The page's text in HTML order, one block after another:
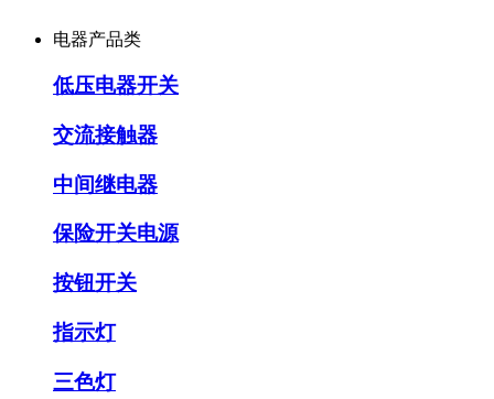
电器产品类
低压电器开关
交流接触器
中间继电器
保险开关电源
按钮开关
指示灯
三色灯